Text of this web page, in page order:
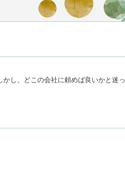
し、どこの会社に頼めば良いかと迷っ